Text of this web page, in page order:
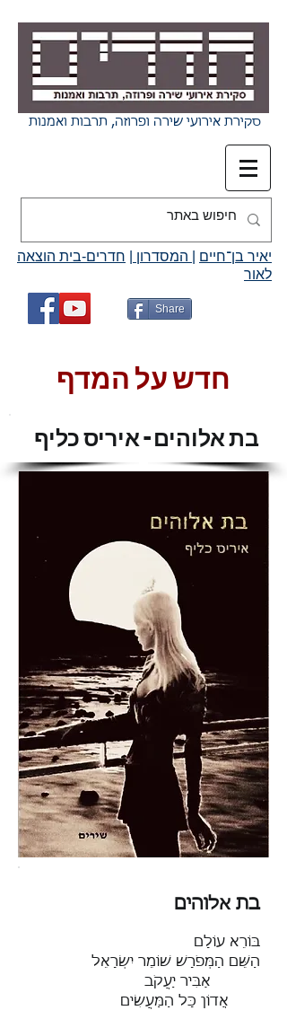
סקירת אירועי שירה ופרוזה, תרבות ואמנות
יאיר בן־חיים המסדרון
חדרים-בית הוצאה
לאור
Share
חדש על המדף
בת אלוהים - איריס כליף
בת אלוהים
בּוֹרֵא עוֹלָם
הַשֵּׁם הַמְּפֹרָשׁ שׁוֹמֵר יִשְׂרָאֵל
אַבִּיר יַעֲקֹב
אֲדוֹן כָּל הַמַּעֲשִׂים